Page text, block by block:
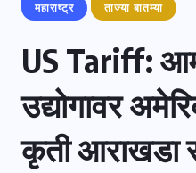
महाराष्ट्र ताज्या बातम्या
US Tariff:
उद्योगावर
कृती आराखडा